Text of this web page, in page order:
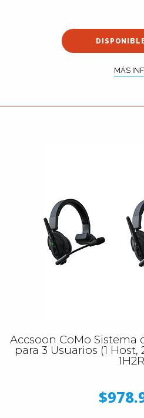
MÁS
Accsoon CoMo Sistema
para 3 Usuarios (1
1H2R